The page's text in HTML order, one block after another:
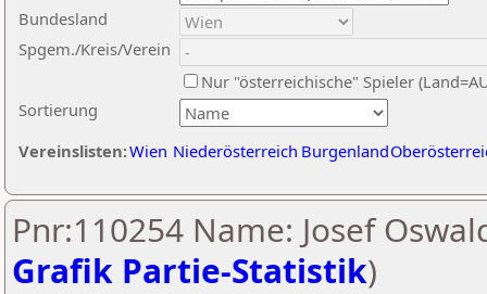
Sortierung
Bundesland
Spgem./Kreis/Verein
Nur "österreichische" Spieler
Vereinslisten:Wien Niederösterreich Burgenland
Pnr:110254 Name: Josef
Grafik Partie-Statistik)